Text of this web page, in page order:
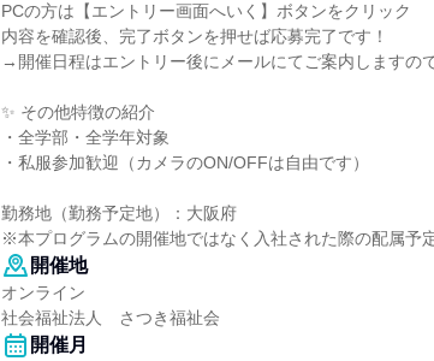
PCの方は【エントリー画面へいく】ボタンをクリック
内容を確認後、完了ボタンを押せば応募完了です！
→開催日程はエントリー後にメールにてご案内しますの
✨ その他特徴の紹介
・全学部・全学年対象
・私服参加歓迎（カメラのON/OFFは自由です）
勤務地（勤務予定地）：大阪府
※本プログラムの開催地ではなく入社された際の配属予
開催地
オンライン
社会福祉法人 さつき福祉会
開催月